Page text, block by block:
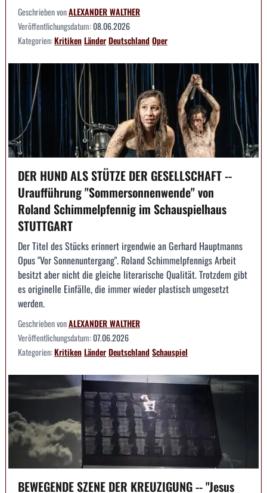
Geschrieben vonALEXANDER WALTHER
Veröffentlichungsdatum:08.06.2026
Kategorien:KritikenLänderDeutschlandOper
DER HUND ALS STÜTZE DER GESELLSCHAFT --
Uraufführung "Sommersonnenwende" von
Roland Schimmelpfennig im Schauspielhaus
STUTTGART
Der Titel des Stücks erinnert irgendwie an Gerhard Hauptmanns
Opus "Vor Sonnenuntergang". Roland Schimmelpfennigs Arbeit
besitzt aber nicht die gleiche literarische Qualität. Trotzdem gibt
es originelle Einfälle, die immer wieder plastisch umgesetzt
werden.
Geschrieben vonALEXANDER WALTHER
Veröffentlichungsdatum:07.06.2026
Kategorien:KritikenLänderDeutschlandSchauspiel
BEWEGENDE SZENE DER KREUZIGUNG -- "Jesus